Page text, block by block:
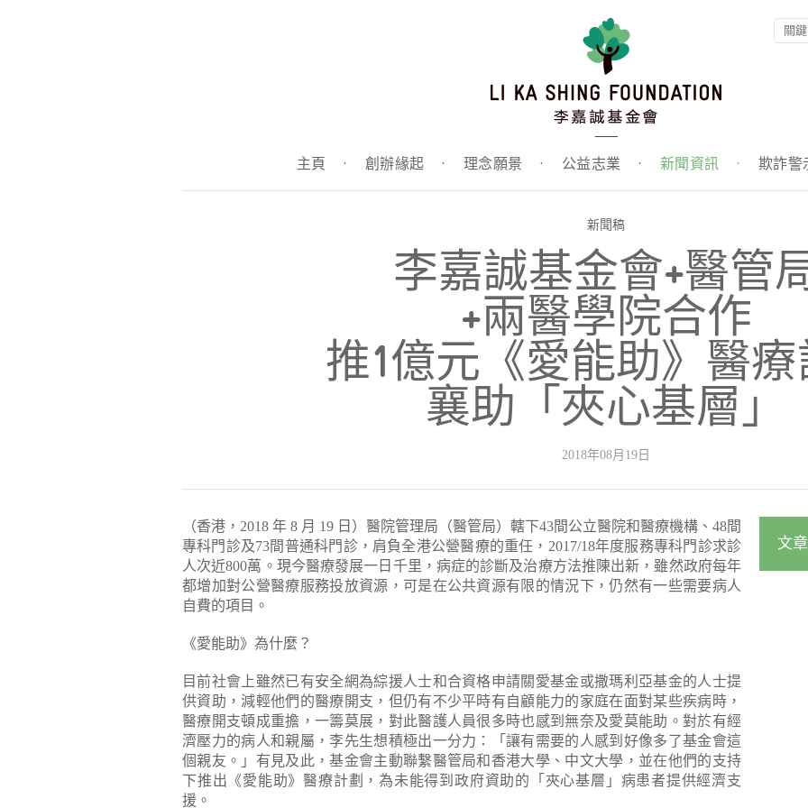
主頁 · 創辦緣起 · 理念願景 · 公益志業 · 新聞資訊 · 欺詐警
新聞稿
李嘉誠基金會+醫管
+兩醫學院合作
推1億元《愛能助》醫
襄助「夾心基層」
2018年08月19日
（香港，2018 年 8 月 19 日）醫院管理局（醫管局）轄下43間公立醫院和醫療機構、48間
專科門診及73間普通科門診，肩負全港公營醫療的重任，2017/18年度服務專科門診求診
人次近800萬。現今醫療發展一日千里，病症的診斷及治療方法推陳出新，雖然政府每年
都增加對公營醫療服務投放資源，可是在公共資源有限的情況下，仍然有一些需要病人
自費的項目。
《愛能助》為什麼？
目前社會上雖然已有安全網為綜援人士和合資格申請關愛基金或撒瑪利亞基金的人士提
供資助，減輕他們的醫療開支，但仍有不少平時有自顧能力的家庭在面對某些疾病時，
醫療開支頓成重擔，一籌莫展，對此醫護人員很多時也感到無奈及愛莫能助。對於有經
濟壓力的病人和親屬，李先生想積極出一分力：「讓有需要的人感到好像多了基金會這
個親友。」有見及此，基金會主動聯繫醫管局和香港大學、中文大學，並在他們的支持
下推出《愛能助》醫療計劃，為未能得到政府資助的「夾心基層」病患者提供經濟支
援。
文